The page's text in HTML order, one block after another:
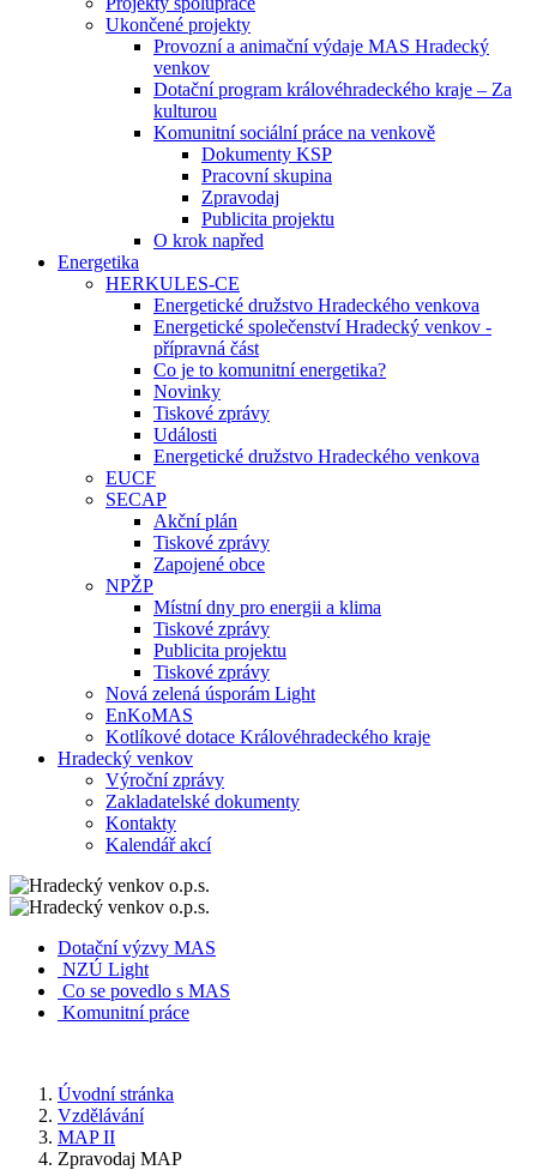
Ukončené projekty
Provozní a animační výdaje MAS Hradecký
venkov
Dotační program královéhradeckého kraje – Za
kulturou
Komunitní sociální práce na venkově
Dokumenty KSP
Pracovní skupina
Zpravodaj
Publicita projektu
O krok napřed
Energetika
HERKULES-CE
Energetické družstvo Hradeckého venkova
Energetické společenství Hradecký venkov -
přípravná část
Co je to komunitní energetika?
Novinky
Tiskové zprávy
Události
Energetické družstvo Hradeckého venkova
EUCF
SECAP
Akční plán
Tiskové zprávy
Zapojené obce
NPŽP
Místní dny pro energii a klima
Tiskové zprávy
Publicita projektu
Tiskové zprávy
Nová zelená úsporám Light
EnKoMAS
Kotlíkové dotace Královéhradeckého kraje
Hradecký venkov
Výroční zprávy
Zakladatelské dokumenty
Kontakty
Kalendář akcí
Dotační výzvy MAS
NZÚ Light
Co se povedlo s MAS
Komunitní práce
Úvodní stránka
Vzdělávání
MAP II
Zpravodaj MAP